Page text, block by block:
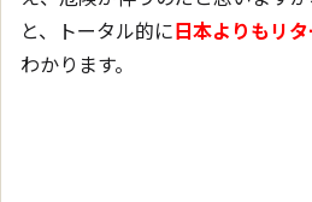
と、トータル的に日本よりもリ
わかります。